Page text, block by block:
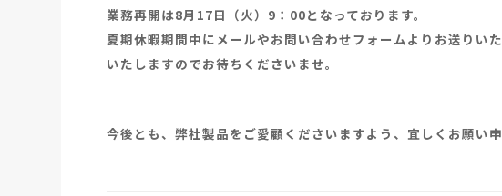
業務再開は8月17日（火）9：00となっております。
夏期休暇期間中にメールやお問い合わせフォームよりお送りい
いたしますのでお待ちくださいませ。
今後とも、弊社製品をご愛顧くださいますよう、宜しくお願い申